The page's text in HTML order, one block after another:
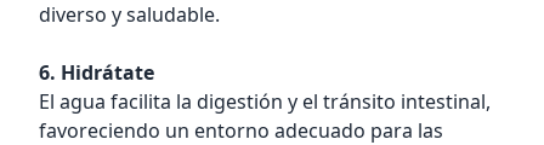
diverso y saludable.
6. Hidrátate
El agua facilita la digestión y el tránsito intestinal,
favoreciendo un entorno adecuado para las